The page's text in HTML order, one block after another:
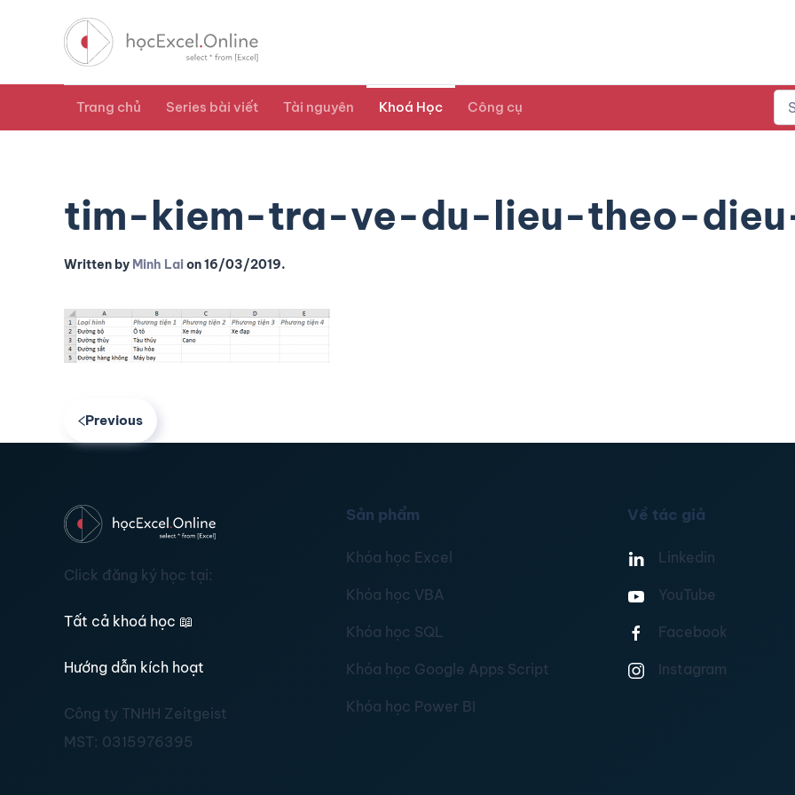
Trang chủ Series bài viết Tài nguyên Khoá Học Công cụ
tim-kiem-tra-ve-du-lieu-theo-
Written by Minh Laion16/03/2019.
Previous
Click đăng ký học tại:
Tất cả khoá học 📖
Hướng dẫn kích hoạt
Công ty TNHH Zeitgeist
MST: 0315976395
Sản phẩm
Khóa học Excel
Khóa học VBA
Khóa học SQL
Khóa học Google Apps Script
Khóa học Power BI
Về tác giả
Linkedin
YouTube
Facebook
Instagram